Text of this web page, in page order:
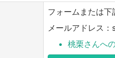
フォームまたは下
メールアドレス
桃栗さんへ